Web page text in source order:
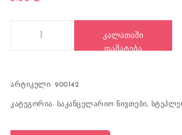
ᲙᲐᲚᲐᲗᲐᲨᲘ
ᲓᲐᲛᲐᲢᲔᲑᲐ
არტიკული: 900142
კატეგორია: საკანცელარიო ნივთები,